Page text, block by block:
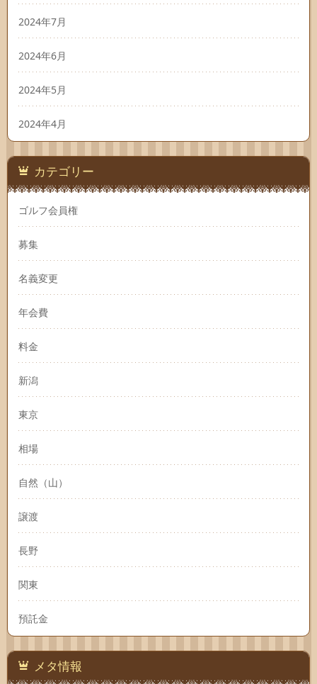
2024年7月
2024年6月
2024年5月
2024年4月
カテゴリー
ゴルフ会員権
募集
名義変更
年会費
料金
新潟
東京
相場
自然（山）
譲渡
長野
関東
預託金
メタ情報